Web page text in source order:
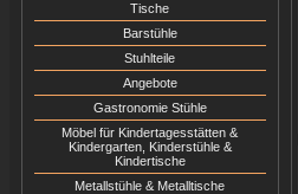
Tische
Barstühle
Stuhlteile
Angebote
Gastronomie Stühle
Möbel für Kindertagesstätten &
Kindergarten, Kinderstühle &
Kindertische
Metallstühle & Metalltische